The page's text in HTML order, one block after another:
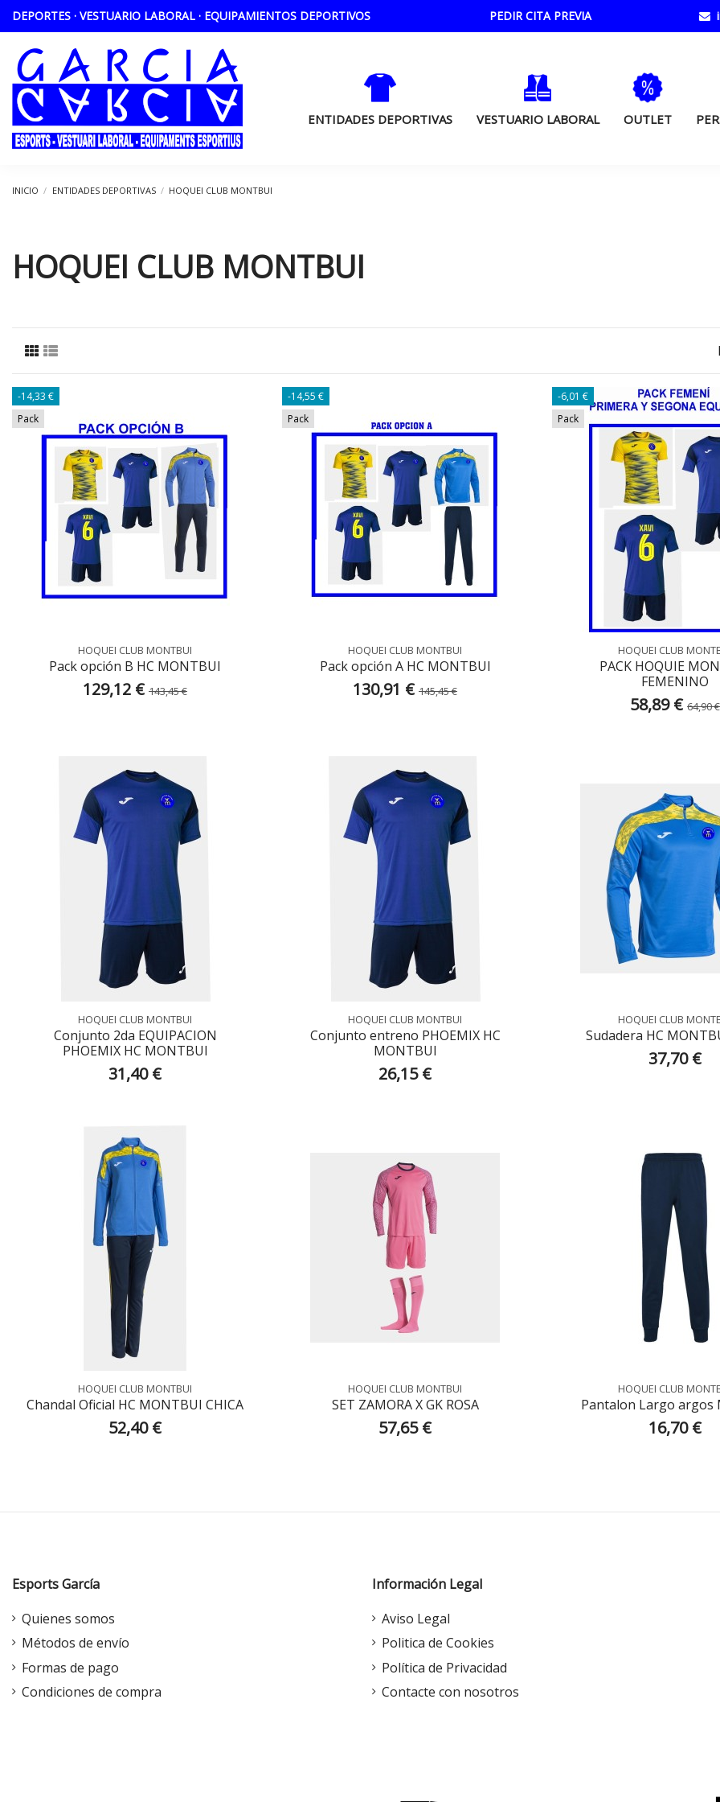
DEPORTES · VESTUARIO LABORAL · EQUIPAMIENTOS DEPORTIVOS PEDIR CITA PREVIA
ENTIDADES DEPORTIVAS VESTUARIO LABORAL OUTLET
INICIO ENTIDADES DEPORTIVAS HOQUEI CLUB MONTBUI
HOQUEI CLUB MONTBUI
-14,33 €
Pack
HOQUEI CLUB MONTBUI
Pack opción B HC MONTBUI
129,12 € 143,45 €
-14,55 €
Pack
HOQUEI CLUB MONTBUI
Pack opción A HC MONTBUI
130,91 € 145,45 €
-6,01 €
Pack
HOQUEI CLUB
PACK HOQUIE
FEMENINO
58,89 € 64,90 €
HOQUEI CLUB MONTBUI
Conjunto 2da EQUIPACION
PHOEMIX HC MONTBUI
31,40 €
HOQUEI CLUB MONTBUI
Conjunto entreno PHOEMIX HC
MONTBUI
26,15 €
HOQUEI CLUB
Sudadera HC
37,70 €
HOQUEI CLUB MONTBUI
Chandal Oficial HC MONTBUI CHICA
52,40 €
HOQUEI CLUB MONTBUI
SET ZAMORA X GK ROSA
57,65 €
HOQUEI CLUB
Pantalon Largo argos
16,70 €
Esports García
Quienes somos
Métodos de envío
Formas de pago
Condiciones de compra
Información Legal
Aviso Legal
Politica de Cookies
Política de Privacidad
Contacte con nosotros